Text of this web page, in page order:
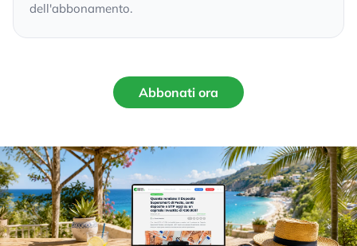
dell'abbonamento.
Abbonati ora